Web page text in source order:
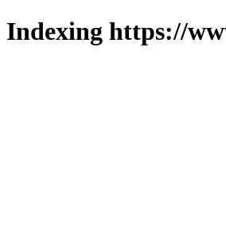
Indexing https://